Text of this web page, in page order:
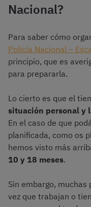
Nacional?
Para saber cómo
Policía Nacional –
principio, que es
para prepararla.
Lo cierto es que el
situación personal y
En el caso de que
planificada, como os
hemos visto más
10 y 18 meses.
Sin embargo,
vez que trabajan o